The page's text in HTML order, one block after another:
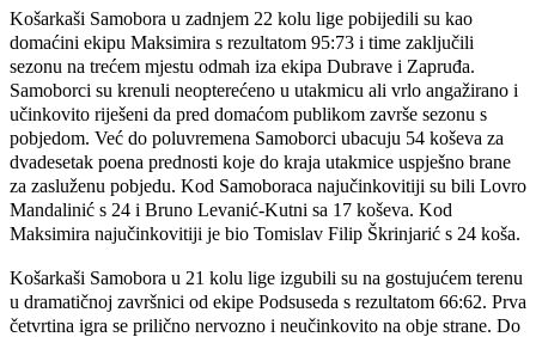
Košarkaši Samobora u zadnjem 22 kolu lige pobijedili su kao
domaćini ekipu Maksimira s rezultatom 95:73 i time zaključili
sezonu na trećem mjestu odmah iza ekipa Dubrave i Zapruđa.
Samoborci su krenuli neopterećeno u utakmicu ali vrlo angažirano i
učinkovito riješeni da pred domaćom publikom završe sezonu s
pobjedom. Već do poluvremena Samoborci ubacuju 54 koševa za
dvadesetak poena prednosti koje do kraja utakmice uspješno brane
za zasluženu pobjedu. Kod Samoboraca najučinkovitiji su bili Lovro
Mandalinić s 24 i Bruno Levanić-Kutni sa 17 koševa. Kod
Maksimira najučinkovitiji je bio Tomislav Filip Škrinjarić s 24 koša.
Košarkaši Samobora u 21 kolu lige izgubili su na gostujućem terenu
u dramatičnoj završnici od ekipe Podsuseda s rezultatom 66:62. Prva
četvrtina igra se prilično nervozno i neučinkovito na obje strane. Do